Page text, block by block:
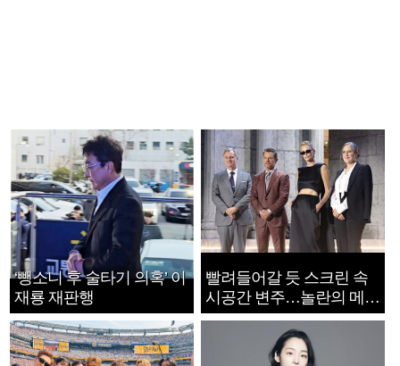
‘뺑소니 후 술타기 의혹’ 이
재룡 재판행
빨려들어갈 듯 스크린 속
시공간 변주…놀란의 메시
지는 ‘전쟁 속죄’